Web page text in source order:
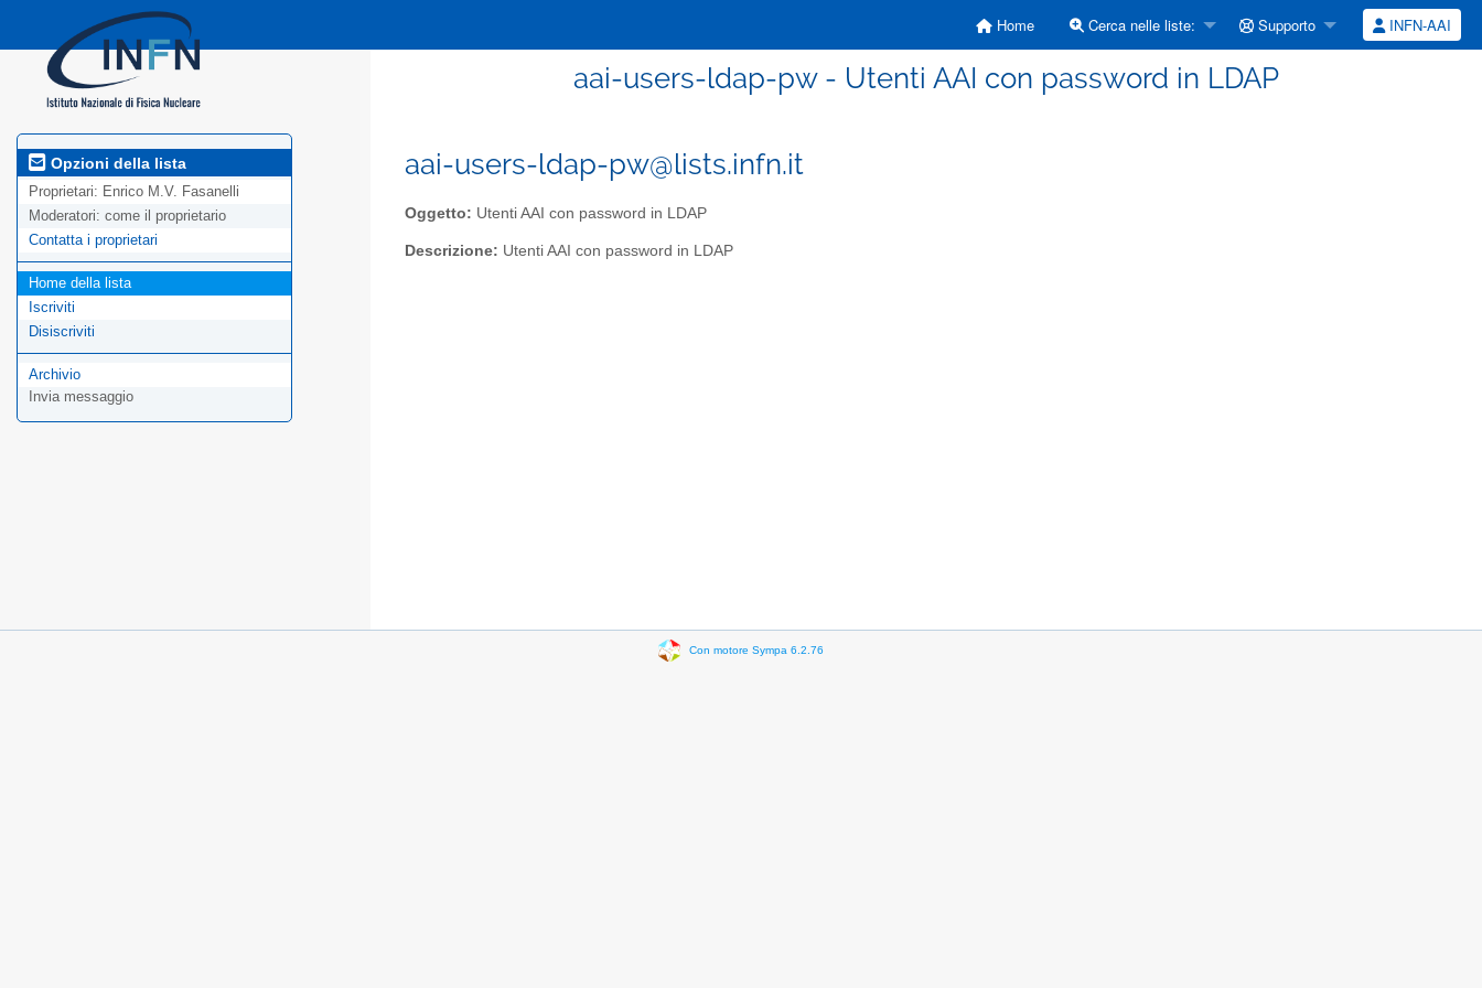
Home Cerca nelle liste: Supporto INFN-AAI
aai-users-ldap-pw - Utenti AAI con password in LDAP
Opzioni della lista
Proprietari: Enrico M.V. Fasanelli
Moderatori: come il proprietario
Contatta i proprietari
Home della lista
Iscriviti
Disiscriviti
Archivio
Invia messaggio
aai-users-ldap-pw@lists.infn.it
Oggetto: Utenti AAI con password in LDAP
Descrizione: Utenti AAI con password in LDAP
Con motore Sympa 6.2.76